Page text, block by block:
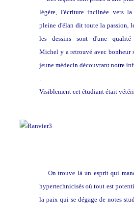
légère, l'écriture inclinée vers
pleine d'élan dit toute la passion, le
les dessins sont d'une qualité
Michel y a retrouvé avec bonheur
jeune médecin découvrant notre
Visiblement cet étudiant était
On trouve là un esprit qui
hypertechnicisés où tout est
la paix qui se dégage de notes